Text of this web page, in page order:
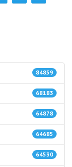
84859
68183
64878
64685
64530